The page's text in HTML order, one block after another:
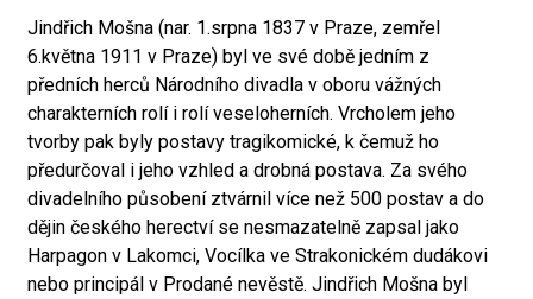
Jindřich Mošna (nar. 1.srpna 1837 v Praze, zemřel
6.května 1911 v Praze) byl ve své době jedním z
předních herců Národního divadla v oboru vážných
charakterních rolí i rolí veseloherních. Vrcholem jeho
tvorby pak byly postavy tragikomické, k čemuž ho
předurčoval i jeho vzhled a drobná postava. Za svého
divadelního působení ztvárnil více než 500 postav a do
dějin českého herectví se nesmazatelně zapsal jako
Harpagon v Lakomci, Vocílka ve Strakonickém dudákovi
nebo principál v Prodané nevěstě. Jindřich Mošna byl